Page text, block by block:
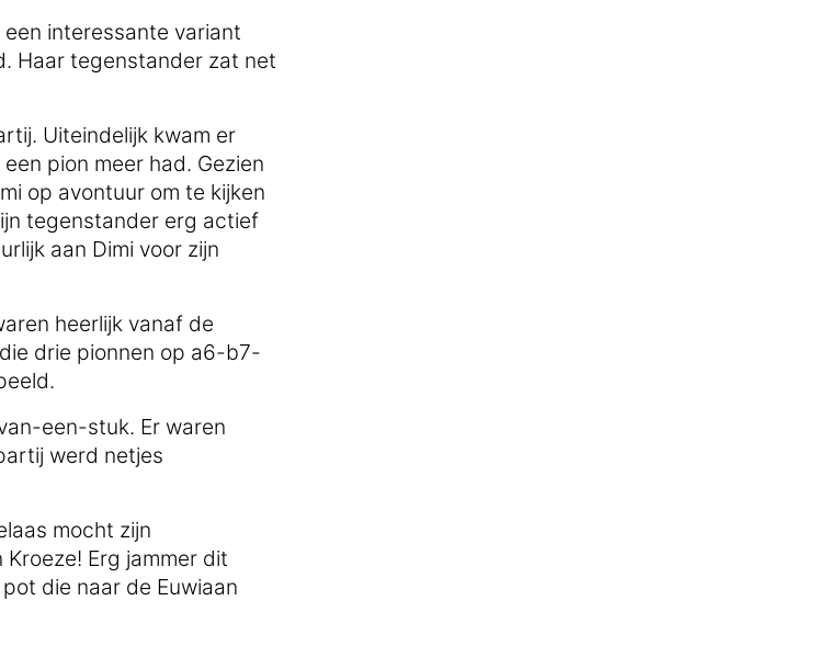
interessante variant
Haar tegenstander zat net
Uiteindelijk kwam er
pion meer had. Gezien
op avontuur om te kijken
tegenstander erg actief
aan Dimi voor zijn
heerlijk vanaf de
drie pionnen op a6-b7-
een-stuk. Er waren
werd netjes
mocht zijn
Erg jammer dit
die naar de Euwiaan